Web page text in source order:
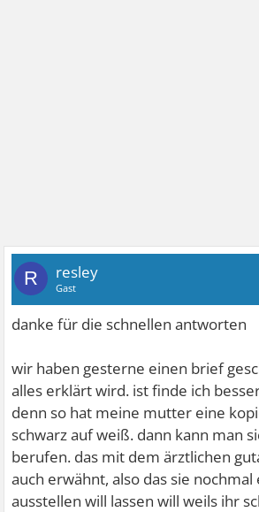
R resley
Gast
danke für die schnellen antworten
wir haben gesterne einen brief
alles erklärt wird. ist finde ich
denn so hat meine mutter eine
schwarz auf weiß. dann kann man
berufen. das mit dem ärztlichen
auch erwähnt, also das sie nochmal
ausstellen will lassen will weils ihr